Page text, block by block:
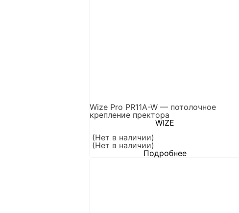
Wize Pro PR11A-W — потолочное
крепление пректора
WIZE
(Нет в наличии)
(Нет в наличии)
Подробнее